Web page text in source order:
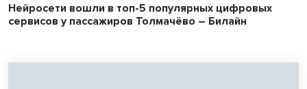
Нейросети вошли в топ-5 популярных цифровых
сервисов у пассажиров Толмачёво – Билайн